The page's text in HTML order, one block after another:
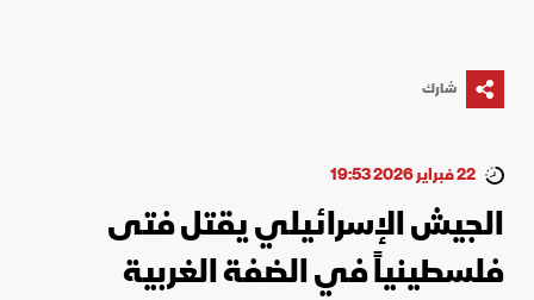
شارك
22 فبراير 2026 19:53
الجيش الإسرائيلي يقتل فتى
فلسطينياً في الضفة الغربية